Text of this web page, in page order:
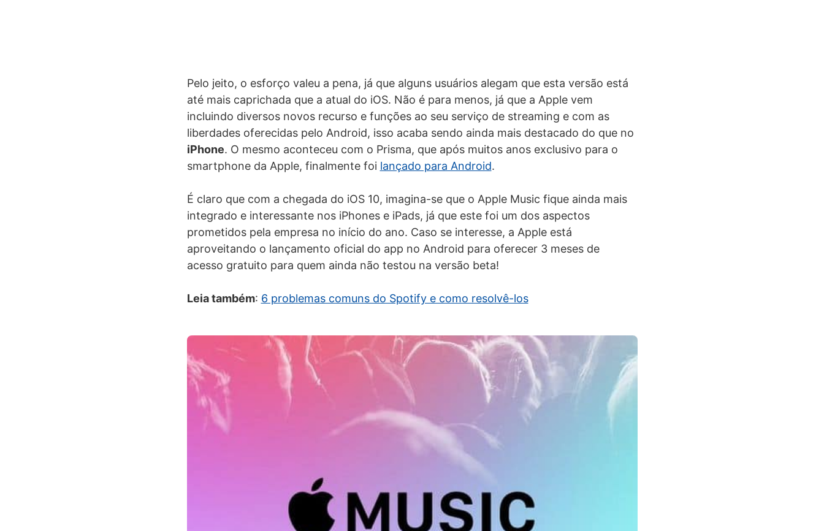
Pelo jeito, o esforço valeu a pena, já que alguns usuários alegam que esta versão está
até mais caprichada que a atual do iOS. Não é para menos, já que a Apple vem
incluindo diversos novos recurso e funções ao seu serviço de streaming e com as
liberdades oferecidas pelo Android, isso acaba sendo ainda mais destacado do que no
iPhone. O mesmo aconteceu com o Prisma, que após muitos anos exclusivo para o
smartphone da Apple, finalmente foi lançado para Android.
É claro que com a chegada do iOS 10, imagina-se que o Apple Music fique ainda mais
integrado e interessante nos iPhones e iPads, já que este foi um dos aspectos
prometidos pela empresa no início do ano. Caso se interesse, a Apple está
aproveitando o lançamento oficial do app no Android para oferecer 3 meses de
acesso gratuito para quem ainda não testou na versão beta!
Leia também: 6 problemas comuns do Spotify e como resolvê-los